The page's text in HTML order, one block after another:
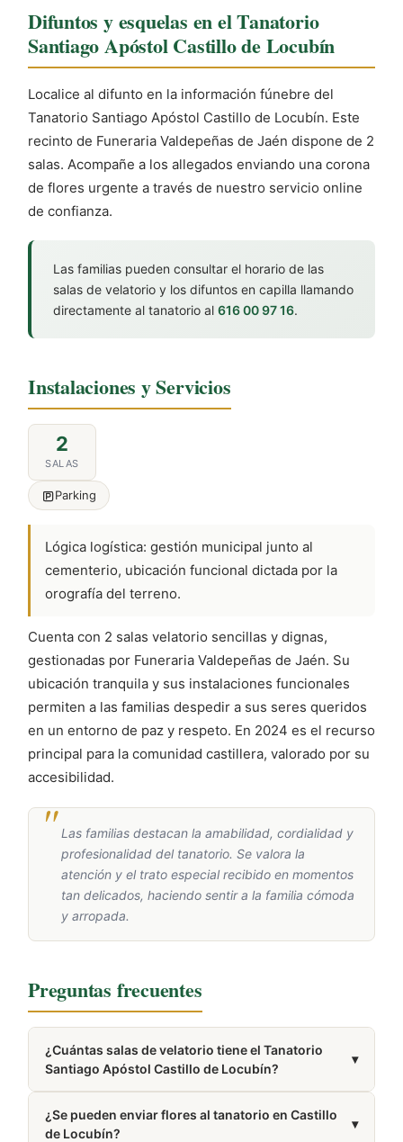
Difuntos y esquelas en el Tanatorio
Santiago Apóstol Castillo de Locubín
Localice al difunto en la información fúnebre del
Tanatorio Santiago Apóstol Castillo de Locubín. Este
recinto de Funeraria Valdepeñas de Jaén dispone de 2
salas. Acompañe a los allegados enviando una corona
de flores urgente a través de nuestro servicio online
de confianza.
Las familias pueden consultar el horario de las
salas de velatorio y los difuntos en capilla llamando
directamente al tanatorio al 616 00 97 16.
Instalaciones y Servicios
2
SALAS
Parking
Lógica logística: gestión municipal junto al
cementerio, ubicación funcional dictada por la
orografía del terreno.
Cuenta con 2 salas velatorio sencillas y dignas,
gestionadas por Funeraria Valdepeñas de Jaén. Su
ubicación tranquila y sus instalaciones funcionales
permiten a las familias despedir a sus seres queridos
en un entorno de paz y respeto. En 2024 es el recurso
principal para la comunidad castillera, valorado por su
accesibilidad.
Las familias destacan la amabilidad, cordialidad y
profesionalidad del tanatorio. Se valora la
atención y el trato especial recibido en momentos
tan delicados, haciendo sentir a la familia cómoda
y arropada.
Preguntas frecuentes
¿Cuántas salas de velatorio tiene el Tanatorio
Santiago Apóstol Castillo de Locubín?
▾
¿Se pueden enviar flores al tanatorio en Castillo
de Locubín?
▾